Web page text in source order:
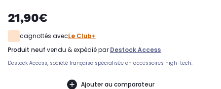
21,90€
cagnottés avecLe Club+
produit neuf vendu & expédié par Destock Access
Destock Access, société française spécialisée en accessoires high-tech.
Expédition rapide avec suivi et service client de qualité.
Ajouter au comparateur